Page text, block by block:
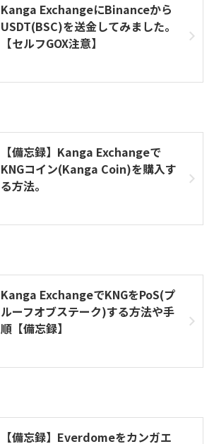
Kanga ExchangeにBinanceから
USDT(BSC)を送金してみました。
【セルフGOX注意】
【備忘録】Kanga Exchangeで
KNGコイン(Kanga Coin)を購入す
る方法。
Kanga ExchangeでKNGをPoS(プ
ルーフオブステーク)する方法や手
順【備忘録】
【備忘録】Everdomeをカンガエ